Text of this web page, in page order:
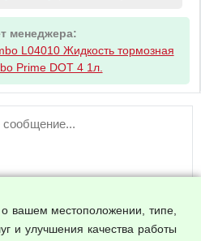
вашем местоположении, типе,
и улучшения качества работы
менеджера:
L04010 Жидкость тормозная
Prime DOT 4 1л.
временно отключена!